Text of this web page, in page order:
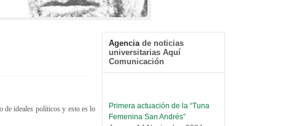
de ideales políticos y esto es lo
Agencia de noticias
universitarias Aquí
Comunicación
Primera actuación de la “Tuna
Femenina San Andrés”
Jueves, 14 Noviembre 2024